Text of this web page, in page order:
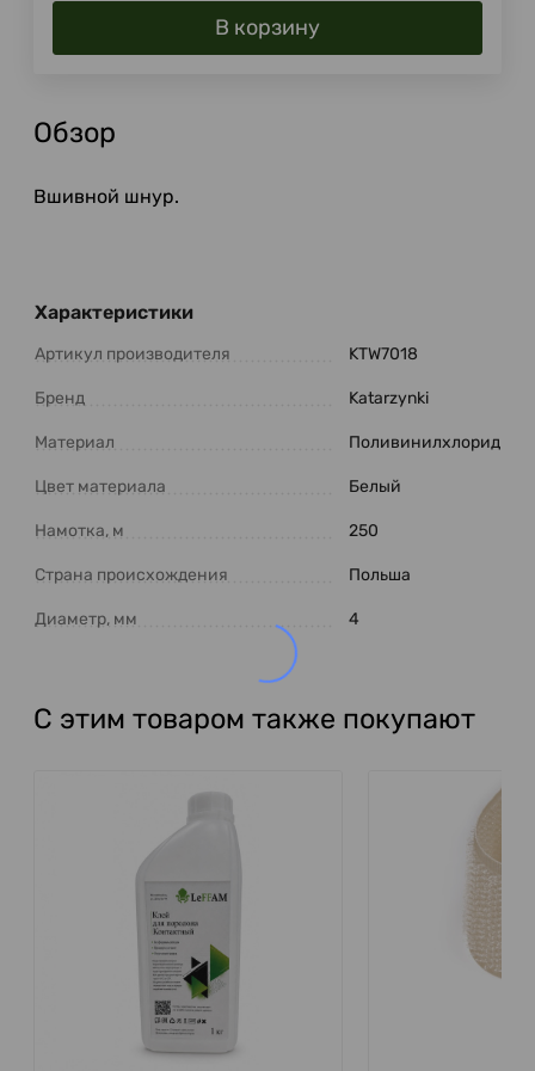
В корзину
Обзор
Вшивной шнур.
Характеристики
Артикул производителя KTW7018
Бренд Katarzynki
Материал Поливинилхлорид
Цвет материала Белый
Намотка, м 250
Страна происхождения Польша
Диаметр, мм 4
С этим товаром также покупают